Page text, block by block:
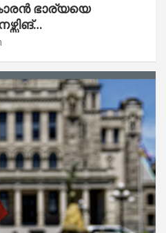
ഭാര്യയെ
വാഗ്ദാനം